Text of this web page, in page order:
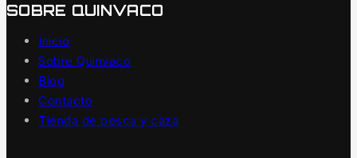
SOBRE QUINVACO
Inicio
Sobre Quinvaco
Blog
Contacto
Tienda de pesca y caza